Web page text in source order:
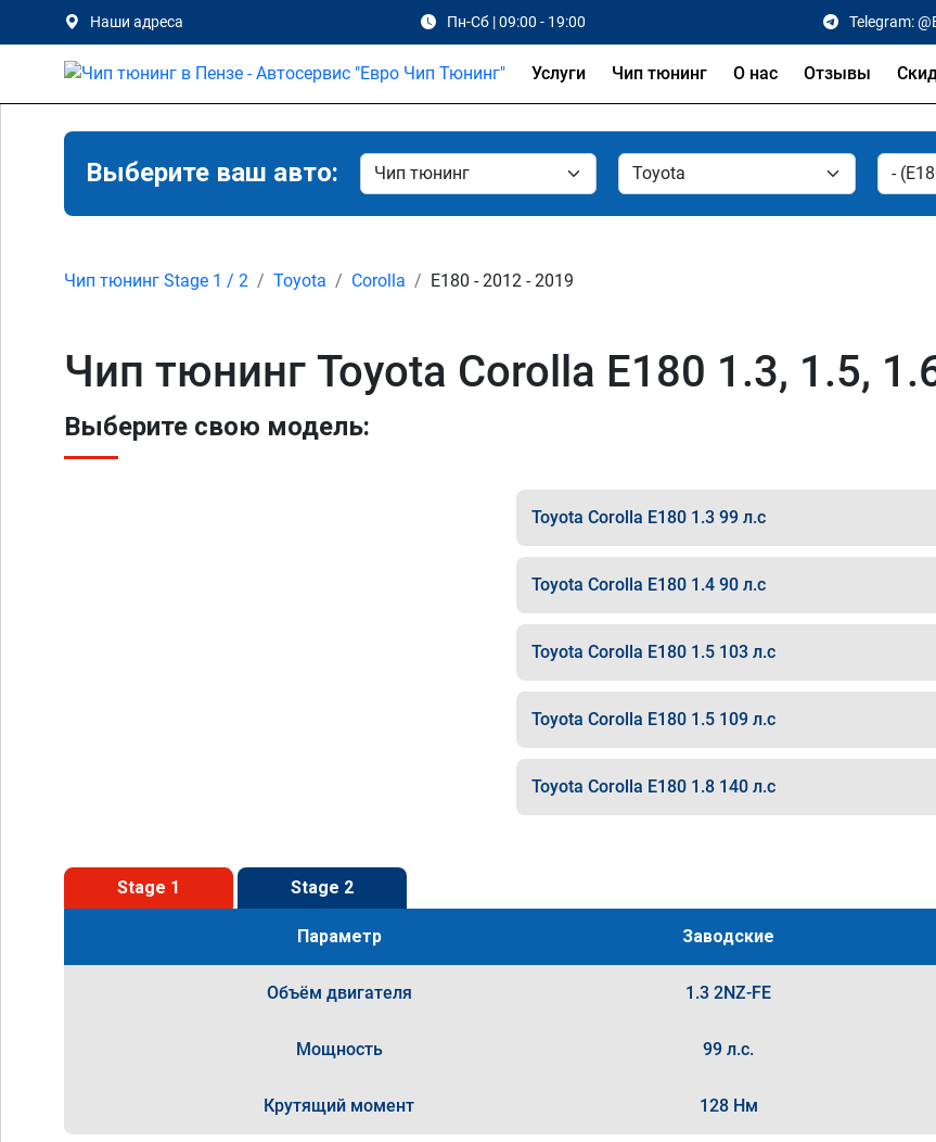
Наши адреса Пн-Сб | 09:00 - 19:00 Telegram:
Услуги Чип тюнинг О нас Отзывы
Выберите ваш авто:
Чип тюнинг Stage 1 / 2 Toyota Corolla E180 - 2012 - 2019
Чип тюнинг Toyota Corolla E180 1.3, 1.5,
Выберите свою модель:
Toyota Corolla E180 1.3 99 л.с
Toyota Corolla E180 1.4 90 л.с
Toyota Corolla E180 1.5 103 л.с
Toyota Corolla E180 1.5 109 л.с
Toyota Corolla E180 1.8 140 л.с
Stage 1 Stage 2
Параметр Заводские
Объём двигателя 1.3 2NZ-FE
Мощность 99 л.с.
Крутящий момент 128 Нм